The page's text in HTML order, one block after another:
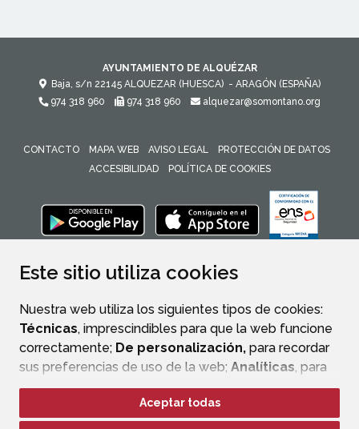
Este sitio utiliza cookies
Nuestra web utiliza los siguientes tipos de cookies:
Técnicas, imprescindibles para que la web funcione
correctamente; De personalización, para recordar
sus preferencias de uso de la web; Analíticas, para
mejorar el funcionamiento de la web y sus servicios.
Si acepta pulsando el botón“Aceptar todas”
Aceptar todas
AYUNTAMIENTO DE ALQUÉZAR
Baja, s/n 22145 ALQUEZAR (HUESCA) - ARAGÓN (ESPAÑA)
974 318 960
974 318 960 alquezar@somontano.org
CONTACTO MAPA WEB AVISO LEGAL
PROTECCIÓN DE DATOS
ACCESIBILIDAD
POLÍTICA DE COOKIES